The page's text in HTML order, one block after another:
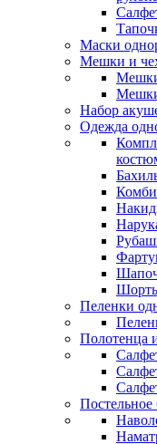
Маски
Мешки и
Мешки
Набор
Одежда
Пеленки
Полотенца
Постельное